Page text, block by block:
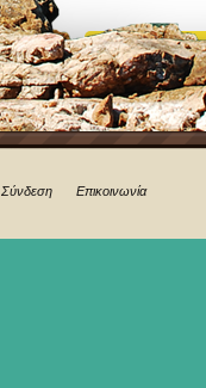
Σύνδεση Επικοινωνία